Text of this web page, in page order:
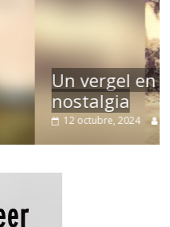
de la
Navarro 0